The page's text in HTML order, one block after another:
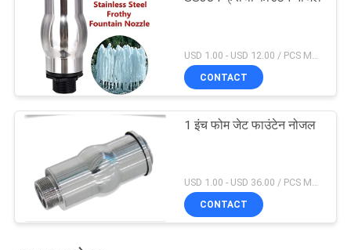
CONTACT
1 इंच फोम जेट फाउंटेन नोजल
USD 1.00 - USD 36.00 / PCS MOQ:1 टुकड़ा
CONTACT